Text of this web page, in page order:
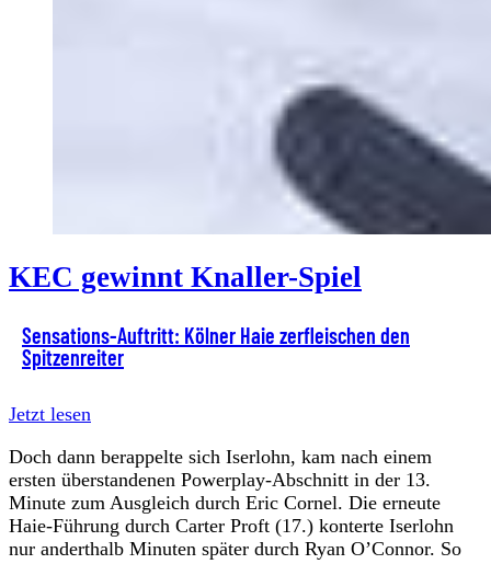
KEC gewinnt Knaller-Spiel
Sensations-Auftritt: Kölner Haie zerfleischen den
Spitzenreiter
Jetzt lesen
Doch dann berappelte sich Iserlohn, kam nach einem
ersten überstandenen Powerplay-Abschnitt in der 13.
Minute zum Ausgleich durch Eric Cornel. Die erneute
Haie-Führung durch Carter Proft (17.) konterte Iserlohn
nur anderthalb Minuten später durch Ryan O’Connor. So